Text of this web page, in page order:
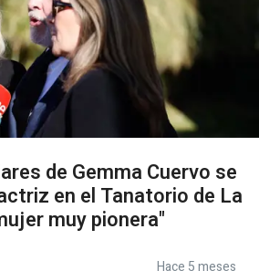
de Gemma Cuervo se
en el Tanatorio de La
muy pionera"
Hace 5 meses